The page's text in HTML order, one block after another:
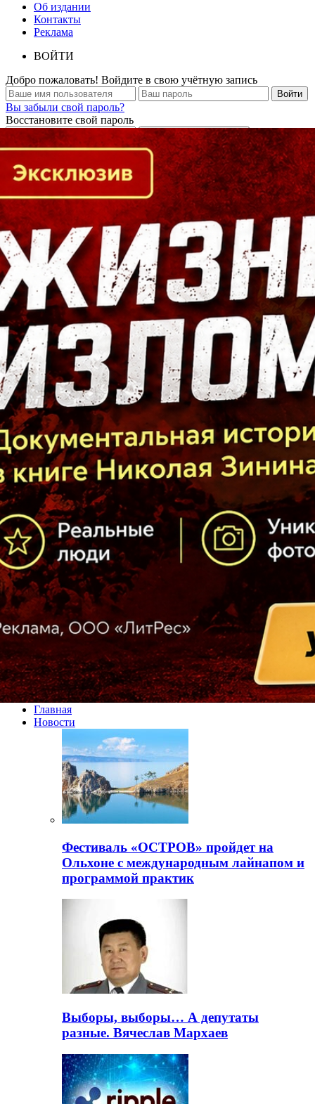
Об издании
Контакты
Реклама
ВОЙТИ
Добро пожаловать! Войдите в свою учётную запись
Вы забыли свой пароль?
Восстановите свой пароль
Кто есть кто в Байкальском регионе
Главная
Новости
Фестиваль «ОСТРОВ» пройдет на
Ольхоне с международным лайнапом и
программой практик
Выборы, выборы… А депутаты
разные. Вячеслав Мархаев